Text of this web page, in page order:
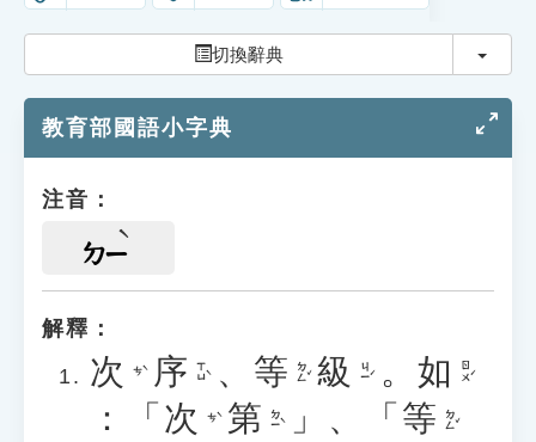
貓頭鷹博士
切換辭典 切換
教育部國語小字典
注音：
ㄉㄧ
解釋：
次 ㄘˋ 序 ㄒㄩˋ 、 等 ㄉㄥˇ 級 ㄐㄧˊ 。 如 ㄖㄨˊ
：「 次 ㄘˋ 第 ㄉㄧˋ 」、「 等 ㄉㄥˇ